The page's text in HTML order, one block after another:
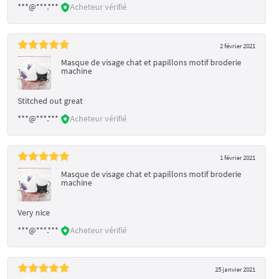
***@***.***
Acheteur vérifié
2 février 2021
Masque de visage chat et papillons motif broderie
machine
Stitched out great
***@***.***
Acheteur vérifié
1 février 2021
Masque de visage chat et papillons motif broderie
machine
Very nice
***@***.***
Acheteur vérifié
25 janvier 2021